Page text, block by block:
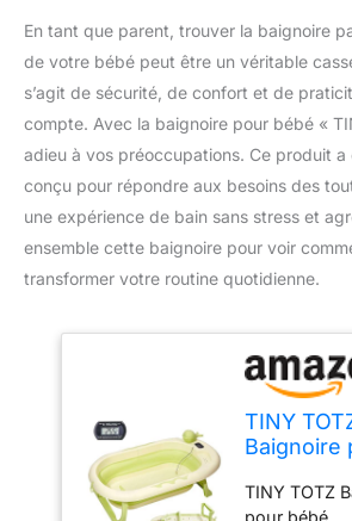
En tant que parent, trouver la baignoire
de votre bébé peut être un véritable
s’agit de sécurité, de confort et de
compte. Avec la baignoire pour bébé «
adieu à vos préoccupations. Ce produit a
conçu pour répondre aux besoins des
une expérience de bain sans stress et
ensemble cette baignoire pour voir
transformer votre routine quotidienne.
TINY
Baignoire
TINY TOTZ